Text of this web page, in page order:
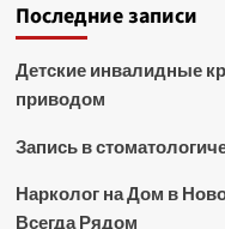
Последние записи
Детские инвалидные
приводом
Запись в
Нарколог на Дом в
Всегда Рядом